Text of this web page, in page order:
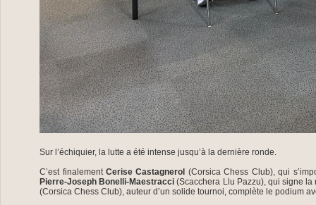
Sur l’échiquier, la lutte a été intense jusqu’à la dernière ronde.
C’est finalementCerise Castagnerol (Corsica Chess Club), qui
Pierre-Joseph Bonelli-Maestracci (Scacchera Llu Pazzu), qui signe
(Corsica Chess Club), auteur d’un solide tournoi, complète le podium